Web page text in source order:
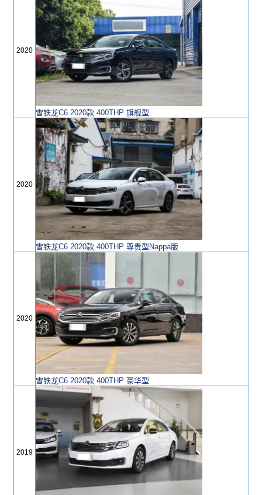
2020
雪铁龙C6 2020款 400THP 旗舰型
2020
雪铁龙C6 2020款 400THP 尊贵型Nappa版
2020
雪铁龙C6 2020款 400THP 豪华型
2019